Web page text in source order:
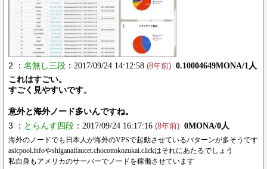
2 ： 名無し三段 ：2017/09/24 14:12:58 (8年前) 0.10004649MONA/1人
これはすごい。
すごく見やすいです。
意外と海外ノード多いんですね。
3 ： とらんす四段 ：2017/09/24 16:17:16 (8年前) 0MONA/0人
海外のノードでも日本人が海外のVPSで起動させているパターンが多そうです
asicpool.infoやshiganaifaucet.chocottokozukai.clickはそれにあたるでしょう
私自身もアメリカのサーバーでノードを稼働させています